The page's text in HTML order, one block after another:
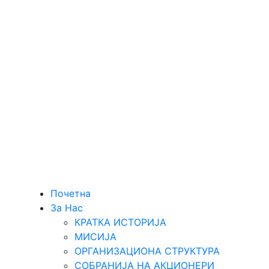
Почетна
За Нас
КРАТКА ИСТОРИЈА
МИСИЈА
ОРГАНИЗАЦИОНА СТРУКТУРА
СОБРАНИЈА НА АКЦИОНЕРИ